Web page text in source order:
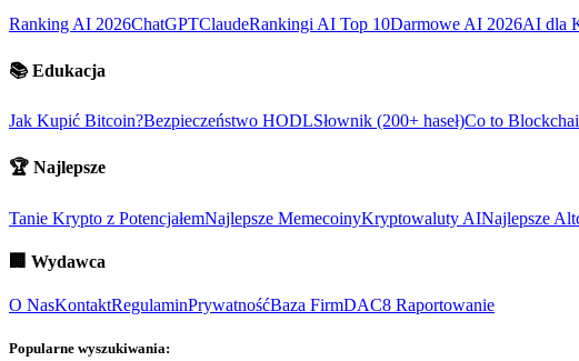
Ranking AI 2026ChatGPTClaudeRankingi AI Top 10Darmowe AI 2026AI dla
📚 Edukacja
Jak Kupić Bitcoin?Bezpieczeństwo HODLSłownik (200+ haseł)Co to
🏆 Najlepsze
Tanie Krypto z PotencjałemNajlepsze MemecoinyKryptowaluty AINajlepsze
🏢 Wydawca
O NasKontaktRegulaminPrywatnośćBaza FirmDAC8 Raportowanie
Popularne wyszukiwania: